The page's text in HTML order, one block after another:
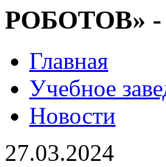
РОБОТОВ»
Главная
Учебное
Новости
27.03.2024